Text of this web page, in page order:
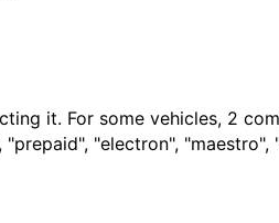
it. For some vehicles, 2
"electron", "maestro",